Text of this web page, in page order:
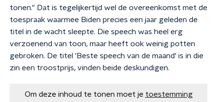
tonen." Dat is tegelijkertijd wel de overeenkomst met de
toespraak waarmee Biden precies een jaar geleden de
titel in de wacht sleepte. Die speech was heel erg
verzoenend van toon, maar heeft ook weinig potten
gebroken. De titel 'Beste speech van de maand' is in die
zin een troostprijs, vinden beide deskundigen.
Om deze inhoud te tonen moet je toestemming